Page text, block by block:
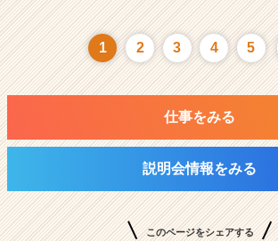
1 2 3 4 5
仕事をみる
説明会情報をみる
このページをシェアする